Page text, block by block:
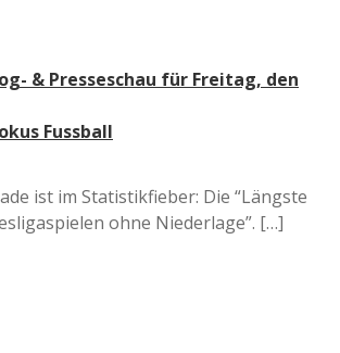
& Presseschau für Freitag, den
Fussball
ist im Statistikfieber: Die “Längste
ohne Niederlage”. […]